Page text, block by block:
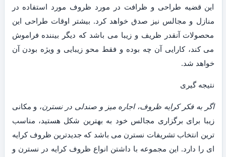
این قضیه طراحی و ظرافت در مورد ظروف مورد استفاده در
منازل و مجالس نیز صدق خواهد کرد. بیشتر اوقات طراحی این
محصولات آنقدر ظریف و زیبا می باشد که دیگر بیننده فراموش
می کند، کارایی آن چه بوده و فقط محو زیبایی و ویژه بودن آن
خواهد شد.
نتیجه گیری
اگر به فکر کرایه ظروف، اجاره میز و صندلی در نسترن، و مکانی
زیبا برای برگزاری مجالس خود به بهترین شکل هستید، مناسب
ترین انتخاب تشریفات نسترن می باشد که جدیدترین ظروف کرایه
ای را دارد. این مجموعه با داشتن انواع ظروف کرایه در نسترن و